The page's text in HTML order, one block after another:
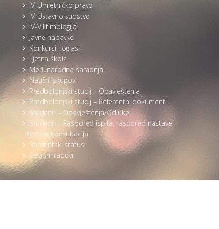
IV-Umjetničko pravo
IV-Ustavno sudstvo
IV-Viktimologija
Javne nabavke
Konkursi i oglasi
Ljetna škola
Međunarodna saradnja
Naučni skupovi
Predbolonjski studij – Obavještenja
Predbolonjski studij – Referentni dokumenti
Studenti – Obavještenja/Odluke
Studenti – Raspored ispita, raspored nastave i
termini konsultacija
Studentski status
Završni radovi